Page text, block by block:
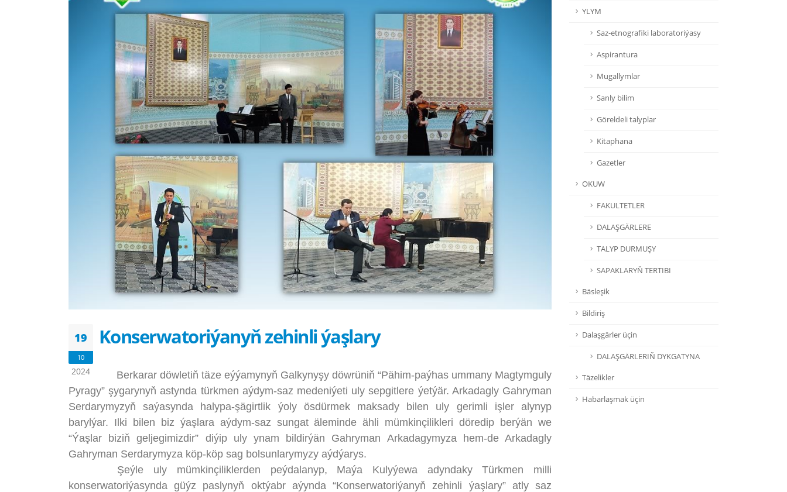
19
10
2024
Konserwatoriýanyň zehinli ýaşlary
Berkarar döwletiň täze eýýamynyň Galkynyşy döwrüniň “Pähim-paýhas ummany Magtymguly
Pyragy” şygarynyň astynda türkmen aýdym-saz medeniýeti uly sepgitlere ýetýär. Arkadagly Gahryman
Serdarymyzyň saýasynda halypa-şägirtlik ýoly ösdürmek maksady bilen uly gerimli işler alynyp
barylýar. Ilki bilen biz ýaşlara aýdym-saz sungat äleminde ähli mümkinçilikleri döredip berýän we
“Ýaşlar biziň geljegimizdir” diýip uly ynam bildirýän Gahryman Arkadagymyza hem-de Arkadagly
Gahryman Serdarymyza köp-köp sag bolsunlarymyzy aýdýarys.
Şeýle uly mümkinçiliklerden peýdalanyp, Maýa Kulyýewa adyndaky Türkmen milli
konserwatoriýasynda güýz paslynyň oktýabr aýynda “Konserwatoriýanyň zehinli ýaşlary” atly saz
YLYM
Saz-etnografiki laboratoriýasy
Aspirantura
Mugallymlar
Sanly bilim
Göreldeli talyplar
Kitaphana
Gazetler
OKUW
FAKULTETLER
DALAŞGÄRLERE
TALYP DURMUŞY
SAPAKLARYŇ TERTIBI
Bäsleşik
Bildiriş
Dalaşgärler üçin
DALAŞGÄRLERIŇ DYKGATYNA
Täzelikler
Habarlaşmak üçin